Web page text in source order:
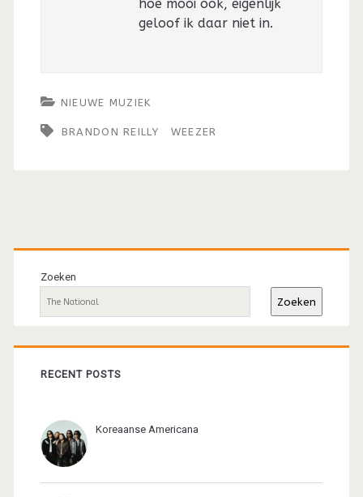
hoe mooi ook, eigenlijk
geloof ik daar niet in.
NIEUWE MUZIEK
BRANDON REILLY WEEZER
Primaire
sidebar
Zoeken
Zoeken
RECENT POSTS
Koreaanse Americana